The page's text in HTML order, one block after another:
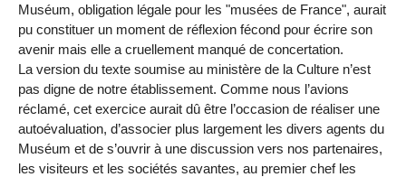
Muséum, obligation légale pour les "musées de France", aurait
pu constituer un moment de réflexion fécond pour écrire son
avenir mais elle a cruellement manqué de concertation.
La version du texte soumise au ministère de la Culture n’est
pas digne de notre établissement. Comme nous l’avions
réclamé, cet exercice aurait dû être l’occasion de réaliser une
autoévaluation, d’associer plus largement les divers agents du
Muséum et de s’ouvrir à une discussion vers nos partenaires,
les visiteurs et les sociétés savantes, au premier chef les